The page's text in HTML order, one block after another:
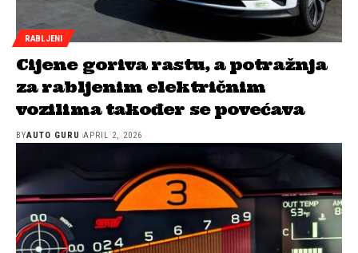
RABLJENI
Cijene goriva rastu, a potražnja
za rabljenim električnim
vozilima također se povećava
BYAUTO GURU APRIL 2, 2026